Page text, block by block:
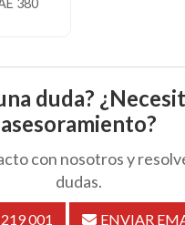
duda?
asesoramiento?
con nosotros y
dudas.
001 ENVIAR